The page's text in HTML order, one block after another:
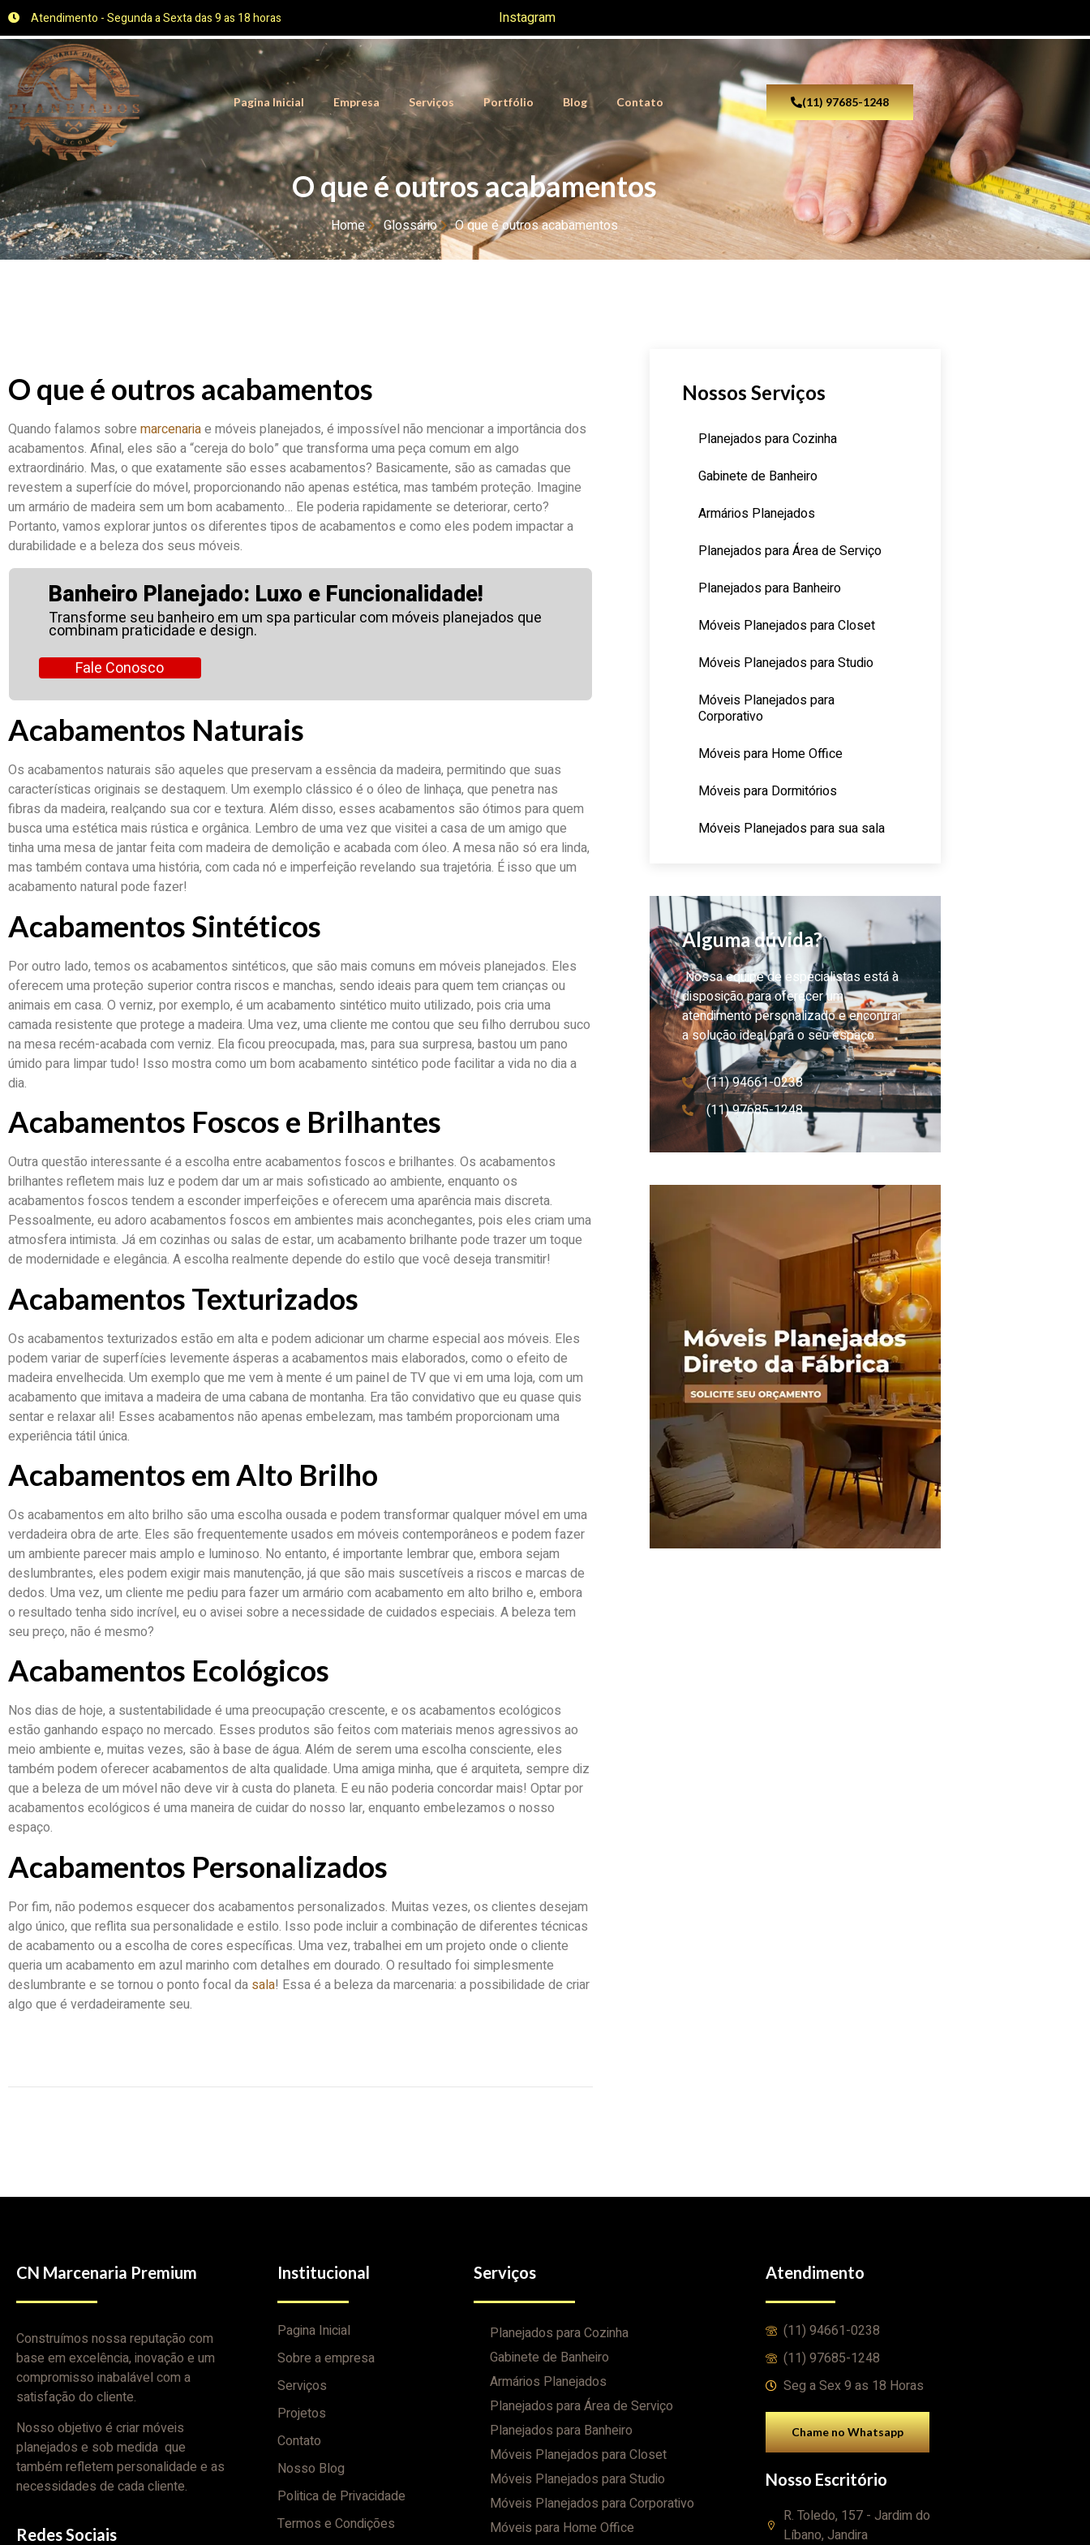
Atendimento - Segunda a Sexta das 9 as 18 horas Instagram
Pagina Inicial Empresa Serviços Portfólio Blog Contato (11) 97685-1248
O que é outros acabamentos
Home Glossário O que é outros acabamentos
O que é outros acabamentos
Quando falamos sobre marcenariae móveis planejados, é impossível não mencionar a importância dos
acabamentos. Afinal, eles são a “cereja do bolo” que transforma uma peça comum em algo
extraordinário. Mas, o que exatamente são esses acabamentos? Basicamente, são as camadas que
revestem a superfície do móvel, proporcionando não apenas estética, mas também proteção. Imagine
um armário de madeira sem um bom acabamento… Ele poderia rapidamente se deteriorar, certo?
Portanto, vamos explorar juntos os diferentes tipos de acabamentos e como eles podem impactar a
durabilidade e a beleza dos seus móveis.
Banheiro Planejado: Luxo e Funcionalidade!
Transforme seu banheiro em um spa particular com móveis planejados que
combinam praticidade e design.
Fale Conosco
Acabamentos Naturais
Os acabamentos naturais são aqueles que preservam a essência da madeira, permitindo que suas
características originais se destaquem. Um exemplo clássico é o óleo de linhaça, que penetra nas
fibras da madeira, realçando sua cor e textura. Além disso, esses acabamentos são ótimos para quem
busca uma estética mais rústica e orgânica. Lembro de uma vez que visitei a casa de um amigo que
tinha uma mesa de jantar feita com madeira de demolição e acabada com óleo. A mesa não só era linda,
mas também contava uma história, com cada nó e imperfeição revelando sua trajetória. É isso que um
acabamento natural pode fazer!
Acabamentos Sintéticos
Por outro lado, temos os acabamentos sintéticos, que são mais comuns em móveis planejados. Eles
oferecem uma proteção superior contra riscos e manchas, sendo ideais para quem tem crianças ou
animais em casa. O verniz, por exemplo, é um acabamento sintético muito utilizado, pois cria uma
camada resistente que protege a madeira. Uma vez, uma cliente me contou que seu filho derrubou suco
na mesa recém-acabada com verniz. Ela ficou preocupada, mas, para sua surpresa, bastou um pano
úmido para limpar tudo! Isso mostra como um bom acabamento sintético pode facilitar a vida no dia a
dia.
Acabamentos Foscos e Brilhantes
Outra questão interessante é a escolha entre acabamentos foscos e brilhantes. Os acabamentos
brilhantes refletem mais luz e podem dar um ar mais sofisticado ao ambiente, enquanto os
acabamentos foscos tendem a esconder imperfeições e oferecem uma aparência mais discreta.
Pessoalmente, eu adoro acabamentos foscos em ambientes mais aconchegantes, pois eles criam uma
atmosfera intimista. Já em cozinhas ou salas de estar, um acabamento brilhante pode trazer um toque
de modernidade e elegância. A escolha realmente depende do estilo que você deseja transmitir!
Acabamentos Texturizados
Os acabamentos texturizados estão em alta e podem adicionar um charme especial aos móveis. Eles
podem variar de superfícies levemente ásperas a acabamentos mais elaborados, como o efeito de
madeira envelhecida. Um exemplo que me vem à mente é um painel de TV que vi em uma loja, com um
acabamento que imitava a madeira de uma cabana de montanha. Era tão convidativo que eu quase quis
sentar e relaxar ali! Esses acabamentos não apenas embelezam, mas também proporcionam uma
experiência tátil única.
Acabamentos em Alto Brilho
Os acabamentos em alto brilho são uma escolha ousada e podem transformar qualquer móvel em uma
verdadeira obra de arte. Eles são frequentemente usados em móveis contemporâneos e podem fazer
um ambiente parecer mais amplo e luminoso. No entanto, é importante lembrar que, embora sejam
deslumbrantes, eles podem exigir mais manutenção, já que são mais suscetíveis a riscos e marcas de
dedos. Uma vez, um cliente me pediu para fazer um armário com acabamento em alto brilho e, embora
o resultado tenha sido incrível, eu o avisei sobre a necessidade de cuidados especiais. A beleza tem
seu preço, não é mesmo?
Acabamentos Ecológicos
Nos dias de hoje, a sustentabilidade é uma preocupação crescente, e os acabamentos ecológicos
estão ganhando espaço no mercado. Esses produtos são feitos com materiais menos agressivos ao
meio ambiente e, muitas vezes, são à base de água. Além de serem uma escolha consciente, eles
também podem oferecer acabamentos de alta qualidade. Uma amiga minha, que é arquiteta, sempre diz
que a beleza de um móvel não deve vir à custa do planeta. E eu não poderia concordar mais! Optar por
acabamentos ecológicos é uma maneira de cuidar do nosso lar, enquanto embelezamos o nosso
espaço.
Acabamentos Personalizados
Por fim, não podemos esquecer dos acabamentos personalizados. Muitas vezes, os clientes desejam
algo único, que reflita sua personalidade e estilo. Isso pode incluir a combinação de diferentes técnicas
de acabamento ou a escolha de cores específicas. Uma vez, trabalhei em um projeto onde o cliente
queria um acabamento em azul marinho com detalhes em dourado. O resultado foi simplesmente
deslumbrante e se tornou o ponto focal da sala! Essa é a beleza da marcenaria: a possibilidade de criar
algo que é verdadeiramente seu.
Nossos Serviços
Planejados para Cozinha
Gabinete de Banheiro
Armários Planejados
Planejados para Área de Serviço
Planejados para Banheiro
Móveis Planejados para Closet
Móveis Planejados para Studio
Móveis Planejados para
Corporativo
Móveis para Home Office
Móveis para Dormitórios
Móveis Planejados para sua sala
Alguma dúvida?
Nossa equipe de especialistas está à
disposição para oferecer um
atendimento personalizado e encontrar
a solução ideal para o seu espaço.
(11) 94661-0238
(11) 97685-1248
CN Marcenaria Premium
Construímos nossa reputação com
base em excelência, inovação e um
compromisso inabalável com a
satisfação do cliente.
Nosso objetivo é criar móveis
planejados e sob medida que
também refletem personalidade e as
necessidades de cada cliente.
Redes Sociais
Institucional
Pagina Inicial
Sobre a empresa
Serviços
Projetos
Contato
Nosso Blog
Politica de Privacidade
Termos e Condições
Serviços
Planejados para Cozinha
Gabinete de Banheiro
Armários Planejados
Planejados para Área de Serviço
Planejados para Banheiro
Móveis Planejados para Closet
Móveis Planejados para Studio
Móveis Planejados para Corporativo
Móveis para Home Office
Atendimento
(11) 94661-0238
(11) 97685-1248
Seg a Sex 9 as 18 Horas
Chame no Whatsapp
Nosso Escritório
R. Toledo, 157 - Jardim do
Líbano, Jandira